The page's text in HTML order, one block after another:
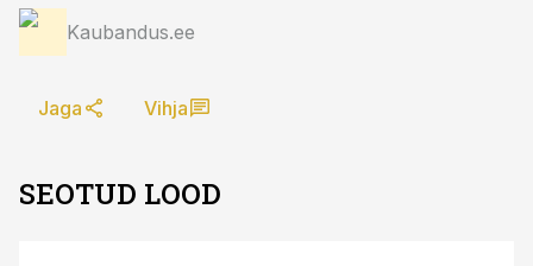
Kaubandus.ee
Jaga Vihja
SEOTUD LOOD